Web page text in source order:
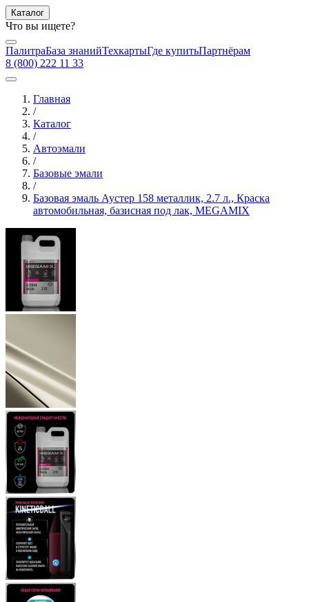
Каталог
Что вы ищете?
ПалитраБаза знанийТехкартыГде купитьПартнёрам
8 (800) 222 11 33
Главная
/
Каталог
/
Автоэмали
/
Базовые эмали
/
Базовая эмаль Аустер 158 металлик, 2.7 л., Краска
автомобильная, базисная под лак, MEGAMIX